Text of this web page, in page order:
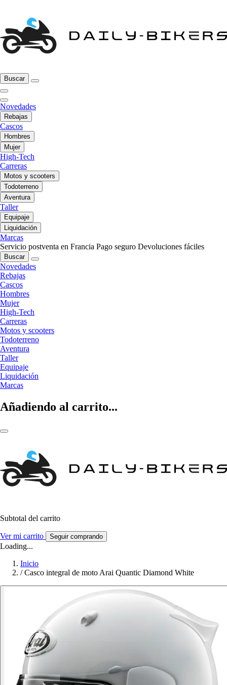
Buscar
Novedades
Rebajas
Cascos
Hombres
Mujer
High-Tech
Carreras
Motos y scooters
Todoterreno
Aventura
Taller
Equipaje
Liquidación
Marcas
Servicio postventa en Francia Pago seguro Devoluciones fáciles
Buscar
Novedades
Rebajas
Cascos
Hombres
Mujer
High-Tech
Carreras
Motos y scooters
Todoterreno
Aventura
Taller
Equipaje
Liquidación
Marcas
Añadiendo al carrito...
Subtotal del carrito
Ver mi carrito Seguir comprando
Loading...
Inicio
/ Casco integral de moto Arai Quantic Diamond White